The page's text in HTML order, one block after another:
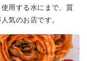
用する水にまで、質
気のお店です。